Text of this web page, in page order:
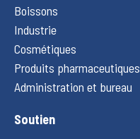
Boissons
Industrie
Cosmétiques
Produits pharmaceutiques
Administration et bureau
Soutien